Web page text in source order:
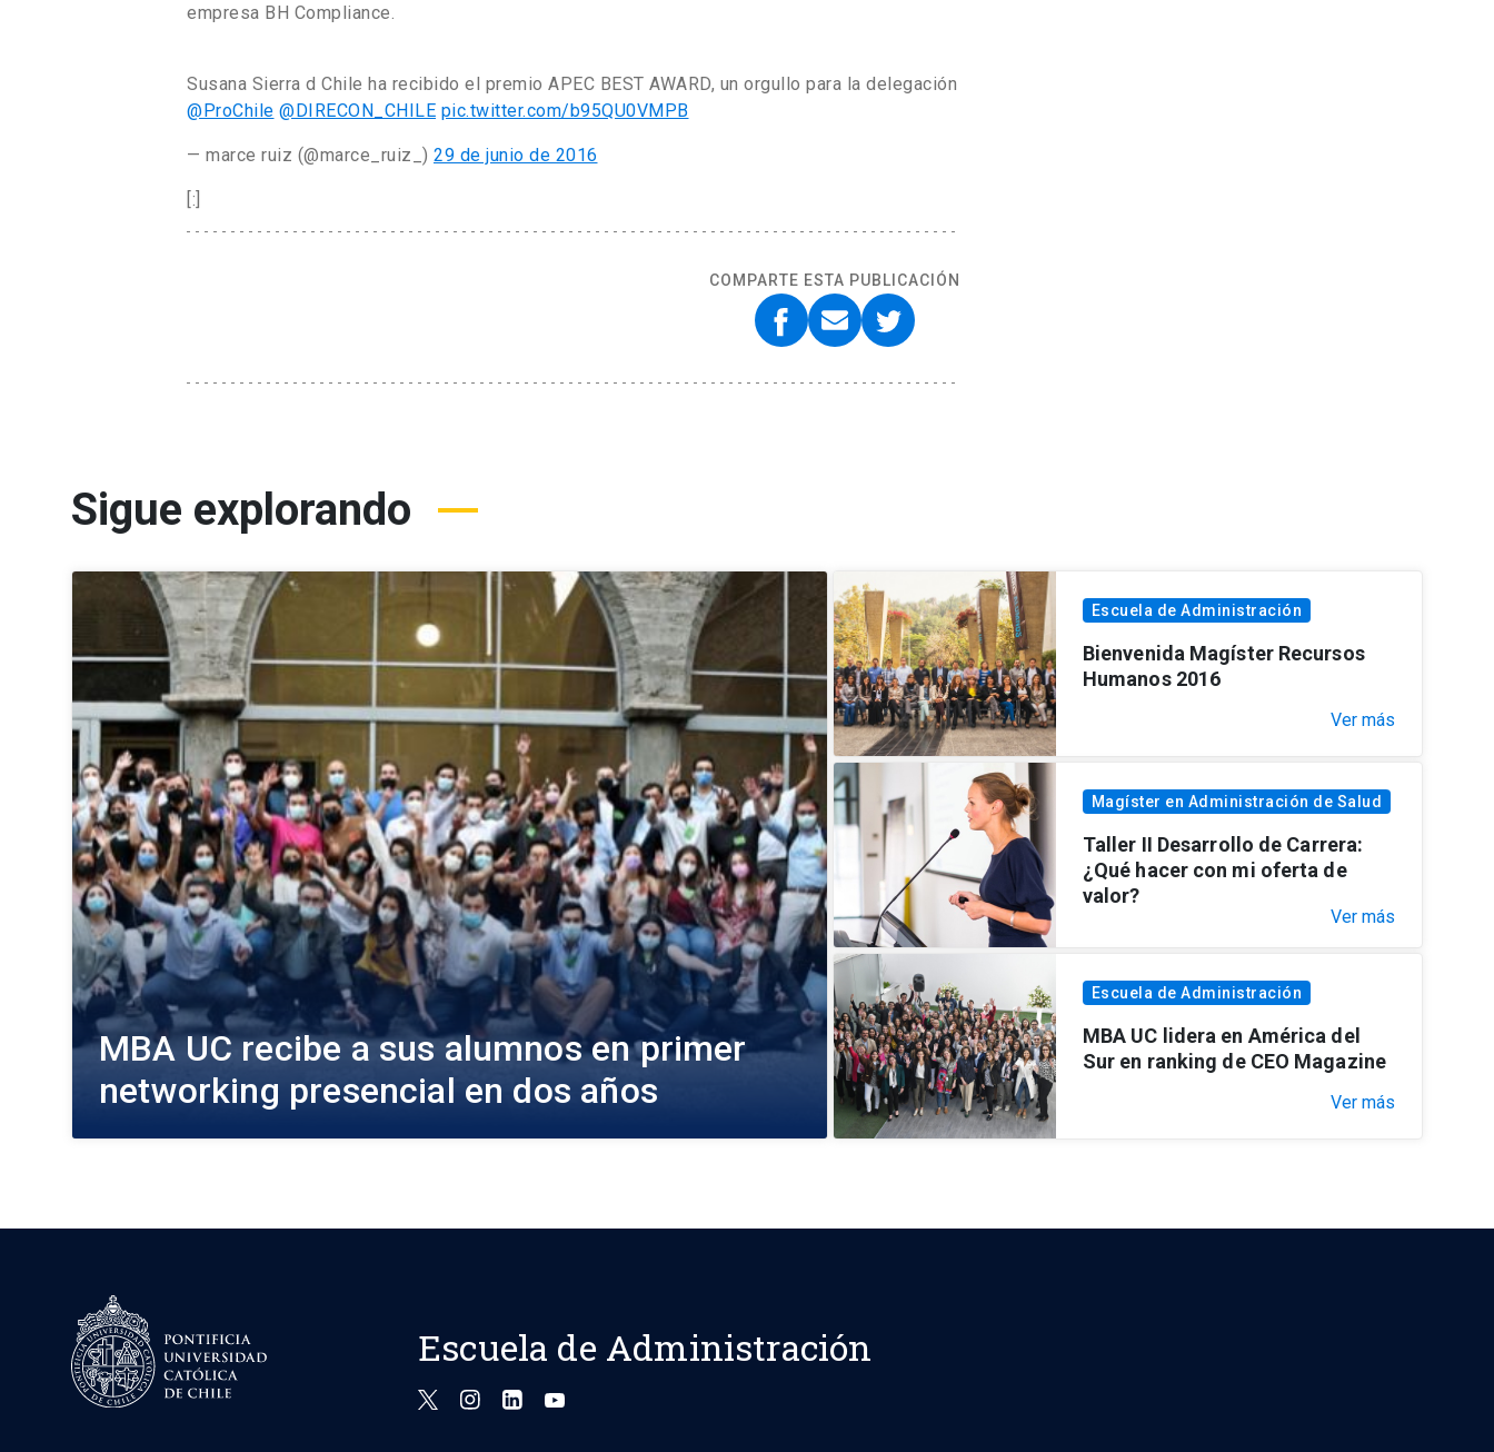
empresa BH Compliance.
Susana Sierra d Chile ha recibido el premio APEC BEST AWARD, un orgullo para la delegación
@ProChile @DIRECON_CHILE pic.twitter.com/b95QU0VMPB
— marce ruiz (@marce_ruiz_) 29 de junio de 2016
[:]
COMPARTE ESTA PUBLICACIÓN
Sigue explorando
MBA UC recibe a sus alumnos en primer
networking presencial en dos años
Escuela de Administración
Bienvenida Magíster Recursos
Humanos 2016
Ver más
Magíster en Administración de Salud
Taller II Desarrollo de Carrera:
¿Qué hacer con mi oferta de
valor?
Ver más
Escuela de Administración
MBA UC lidera en América del
Sur en ranking de CEO Magazine
Ver más
Escuela de Administración